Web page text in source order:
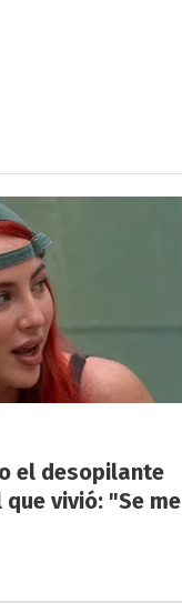
el desopilante
vivió: "Se me